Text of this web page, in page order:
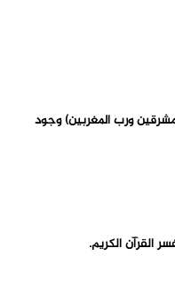
ورب المغربين) وجود
القرآن الكريم.